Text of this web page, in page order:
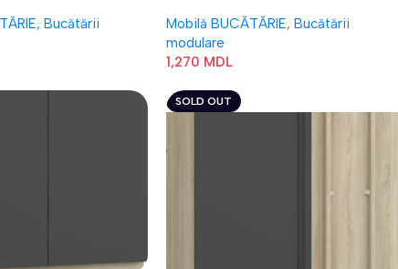
, Bucătării
Mobilă BUCĂTĂRIE, Bucătării
modulare
1,270 MDL
SOLD OUT